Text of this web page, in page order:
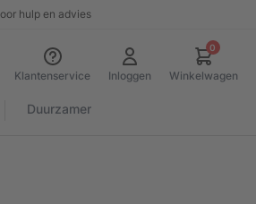
hulp en advies
Klantenservice
0
Winkelwagen
Inloggen
Duurzamer